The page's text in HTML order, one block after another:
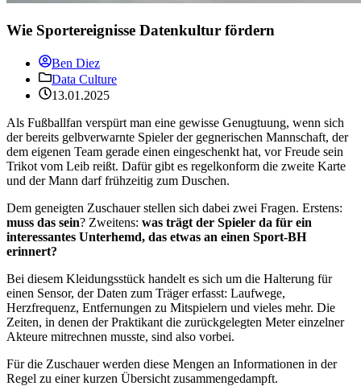
Wie Sportereignisse Datenkultur fördern
Ben Diez
Data Culture
13.01.2025
Als Fußballfan verspürt man eine gewisse Genugtuung, wenn sich
der bereits gelbverwarnte Spieler der gegnerischen Mannschaft, der
dem eigenen Team gerade einen eingeschenkt hat, vor Freude sein
Trikot vom Leib reißt. Dafür gibt es regelkonform die zweite Karte
und der Mann darf frühzeitig zum Duschen.
Dem geneigten Zuschauer stellen sich dabei zwei Fragen. Erstens:
muss das sein? Zweitens: was trägt der Spieler da für ein
interessantes Unterhemd, das etwas an einen Sport-BH
erinnert?
Bei diesem Kleidungsstück handelt es sich um die Halterung für
einen Sensor, der Daten zum Träger erfasst: Laufwege,
Herzfrequenz, Entfernungen zu Mitspielern und vieles mehr. Die
Zeiten, in denen der Praktikant die zurückgelegten Meter einzelner
Akteure mitrechnen musste, sind also vorbei.
Für die Zuschauer werden diese Mengen an Informationen in der
Regel zu einer kurzen Übersicht zusammengedampft.